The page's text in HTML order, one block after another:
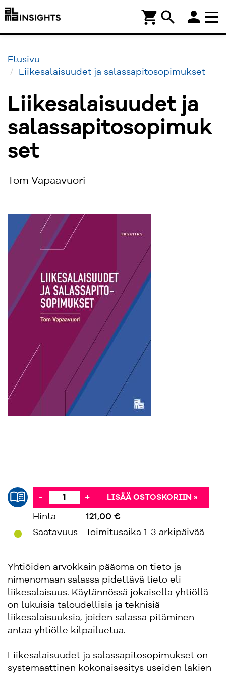
search
shopping_cart person
Etusivu
Liikesalaisuudet ja salassapitosopimukset
Liikesalaisuudet ja
salassapitosopimuk
set
Tom Vapaavuori
- + LISÄÄ OSTOSKORIIN »
Hinta
121,00 €
Saatavuus
Toimitusaika 1-3 arkipäivää
Yhtiöiden arvokkain pääoma on tieto ja
nimenomaan salassa pidettävä tieto eli
liikesalaisuus. Käytännössä jokaisella yhtiöllä
on lukuisia taloudellisia ja teknisiä
liikesalaisuuksia, joiden salassa pitäminen
antaa yhtiölle kilpailuetua.
Liikesalaisuudet ja salassapitosopimukset on
systemaattinen kokonaisesitys useiden lakien